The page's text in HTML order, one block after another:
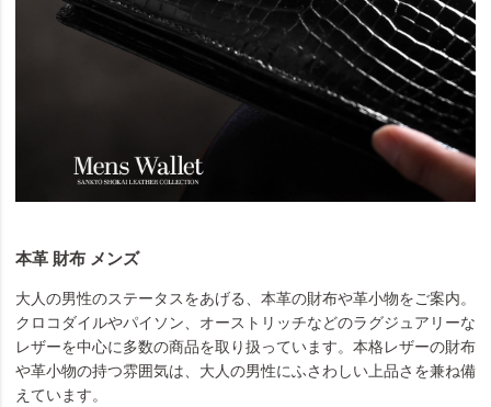
本革 財布 メンズ
大人の男性のステータスをあげる、本革の財布や革小物をご案内。
クロコダイルやパイソン、オーストリッチなどのラグジュアリーな
レザーを中心に多数の商品を取り扱っています。本格レザーの財布
や革小物の持つ雰囲気は、大人の男性にふさわしい上品さを兼ね備
えています。